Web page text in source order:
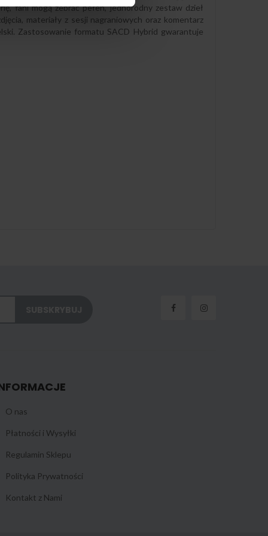
fani mogą zebrać pełen, jednorodny zestaw dzieł
materiały z sesji nagraniowych oraz komentarz
Zastosowanie formatu SACD Hybrid gwarantuje
O nas
Płatności i Wysyłki
Regulamin Sklepu
Polityka Prywatności
Kontakt z Nami